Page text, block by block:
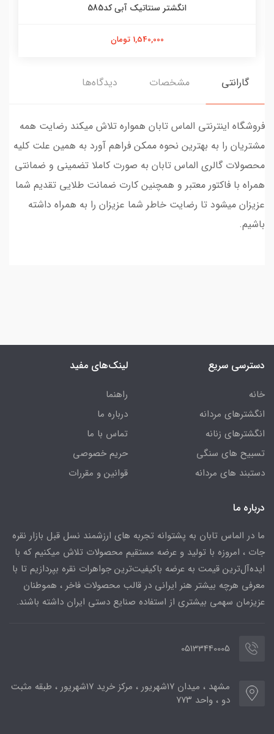
انگشتر سنتاتیک آبی کد585
1,540,000 تومان
گارانتی مشخصات دیدگاه‌ها
فروشگاه اینترنتی الماس تابان همواره تلاش میکند رضایت همه
مشتریان را به بهترین نحوه ممکن فراهم آورد به همین علت کلیه
محصولات گالری الماس تابان به صورت کاملا تضمینی و ضمانتی
همراه با فاکتور معتبر و همچنین کارت ضمانت طلایی تقدیم شما
عزیزان میشود تا رضایت خاطر شما عزیزان را به همراه داشته
باشیم.
دسترسی سریع
خانه
انگشترهای مردانه
انگشترهای زنانه
تسبیح های سنگی
دستبند های مردانه
لینک‌های مفید
راهنما
درباره ما
تماس با ما
حریم خصوصی
قوانین و مقررات
درباره ما
ما در الماس تابان به پشتوانه تجربه های ارزشمند نسل قبل بازار نقره
جات ، امروزه با تولید و عرضه مستقیم محصولات تلاش میکنیم که با
ایده‌آل‌ترین قیمت به عرضه باکیفیت‌ترین جواهرات نقره بپردازیم تا با
معرفی هرچه بیشتر هنر ایرانی در قالب محصولات فاخر ، هموطنان
عزیزمان سهمی بیشتری از استفاده صنایع دستی ایران داشته باشند.
05133440005
مشهد ، میدان ۱۷شهریور ، مرکز خرید ۱۷شهریور ، طبقه مثبت
دو ، واحد ۷۷۳